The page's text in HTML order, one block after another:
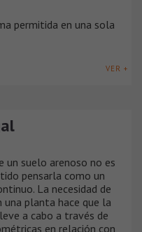
permitida en una sola
VER +
un suelo arenoso no es
pensarla como un
La necesidad de
una planta hace que la
a cabo a través de
en relación con